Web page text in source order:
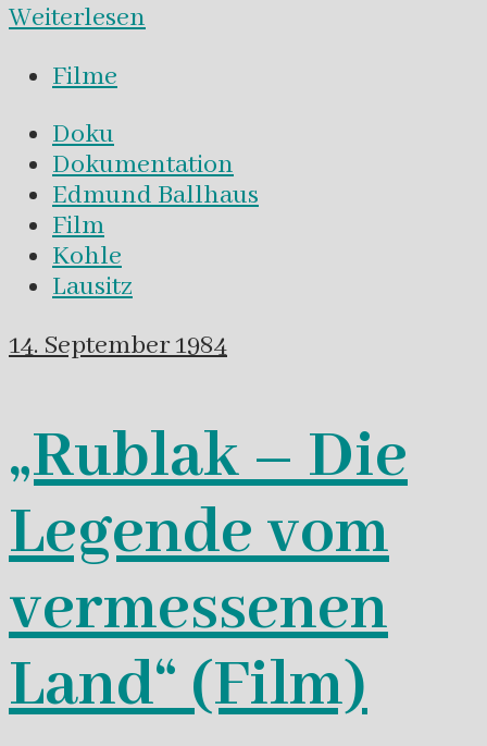
Weiterlesen
Filme
Doku
Dokumentation
Edmund Ballhaus
Film
Kohle
Lausitz
14. September 1984
„Rublak – Die
Legende vom
vermessenen
Land“ (Film)